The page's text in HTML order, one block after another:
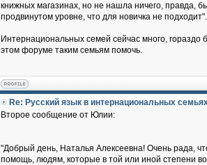
книжных магазинах, но не нашла ничего, правда,
продвинутом уровне, что для новичка не подходит".
Интернациональных семей сейчас много,
этом форуме таким семьям помочь.
Re: Русский язык в интернациональных
Второе сообщение от Юлии:
"Добрый день, Наталья Алексеевна! Очень рада,
помощь, людям, которые в той или иной степени